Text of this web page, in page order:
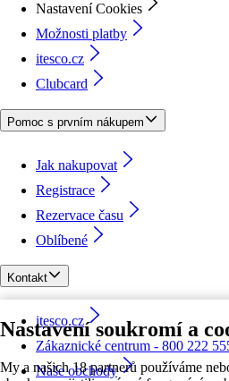
Nastavení soukromí a
My a našich 18 partnerů používáme
Nastavení Cookies
Možnosti platby
itesco.cz
Clubcard
Pomoc s prvním nákupem
Jak nakupovat
Registrace
Rezervace času
Oblíbené
Kontakt
itesco.cz
Zákaznické centrum - 800 222
Naše obchody